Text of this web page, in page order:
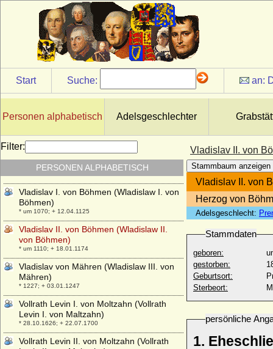
Start Suche: an:
Personen alphabetisch Adelsgeschlechter
Vladislav II. von
Stammbaum anzeigen
Vladislav II. von
Herzog von
Adelsgeschlecht:
Stammdaten
geboren:
gestorben:
Geburtsort:
Sterbeort:
persönliche
1.
Filter:
PERSONEN ALPHABETISCH
Vittorio Emanuele I. von Savoyen (Viktor
Emanuel I. von Sardinien-Piemont)
* 24.07.1759; + 10.01.1824
Vittorio Emanuele II. von Savoyen (Viktor
Emanuel II.)
Vittorio Emanuele III. di Savoia (Viktor
Emanuel III. von Savoyen)
* 11.02.1963;
Vladimir Moltke-Huitfeldt (Wladimir Moltke-
Huitfeld), Graf
Vladislav I. von Böhmen (Wladislaw I. von
Böhmen)
* um 1070; + 12.04.1125
Vladislav II. von Böhmen (Wladislaw II.
von Böhmen)
* um 1110; + 18.01.1174
Vladislav von Mähren (Wladislaw III. von
Mähren)
* 1227; + 03.01.1247
Vollrath Levin I. von Moltzahn (Vollrath
Levin I. von Maltzahn)
* 28.10.1626; + 22.07.1700
Vollrath Levin II. von Moltzahn (Vollrath